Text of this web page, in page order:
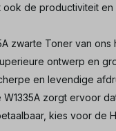
ook de productiviteit
zwarte Toner van
ontwerp en
en levendige
zorgt ervoor
kies voor de